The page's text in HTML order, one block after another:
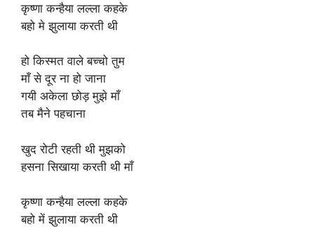
कृष्णा कन्हैया लल्ला कहके
बहो मे झुलाया करती थी
हो किस्मत वाले बच्चो तुम
माँ से दूर ना हो जाना
गयी अकेला छोड़ मुझे माँ
तब मैने पहचाना
खुद रोटी रहती थी मुझको
हसना सिखाया करती थी माँ
कृष्णा कन्हैया लल्ला कहके
बहो में झुलाया करती थी